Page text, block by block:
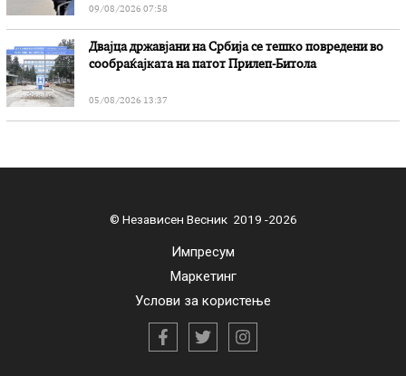
09/08/2026 07:58
Двајца државјани на Србија се тешко повредени во
сообраќајката на патот Прилеп-Битола
05/08/2026 13:37
© Независен Весник 2019 -2026
Импресум
Маркетинг
Услови за користење